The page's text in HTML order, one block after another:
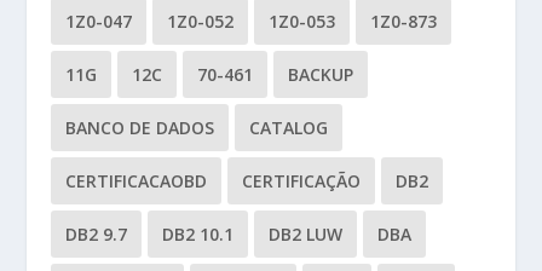
1Z0-047 1Z0-052 1Z0-053 1Z0-873
11G 12C 70-461 BACKUP
BANCO DE DADOS CATALOG
CERTIFICACAOBD CERTIFICAÇÃO DB2
DB2 9.7 DB2 10.1 DB2 LUW DBA